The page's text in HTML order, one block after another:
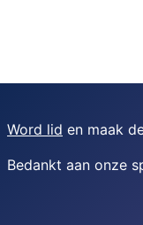
Word lid en maak
Bedankt aan onze